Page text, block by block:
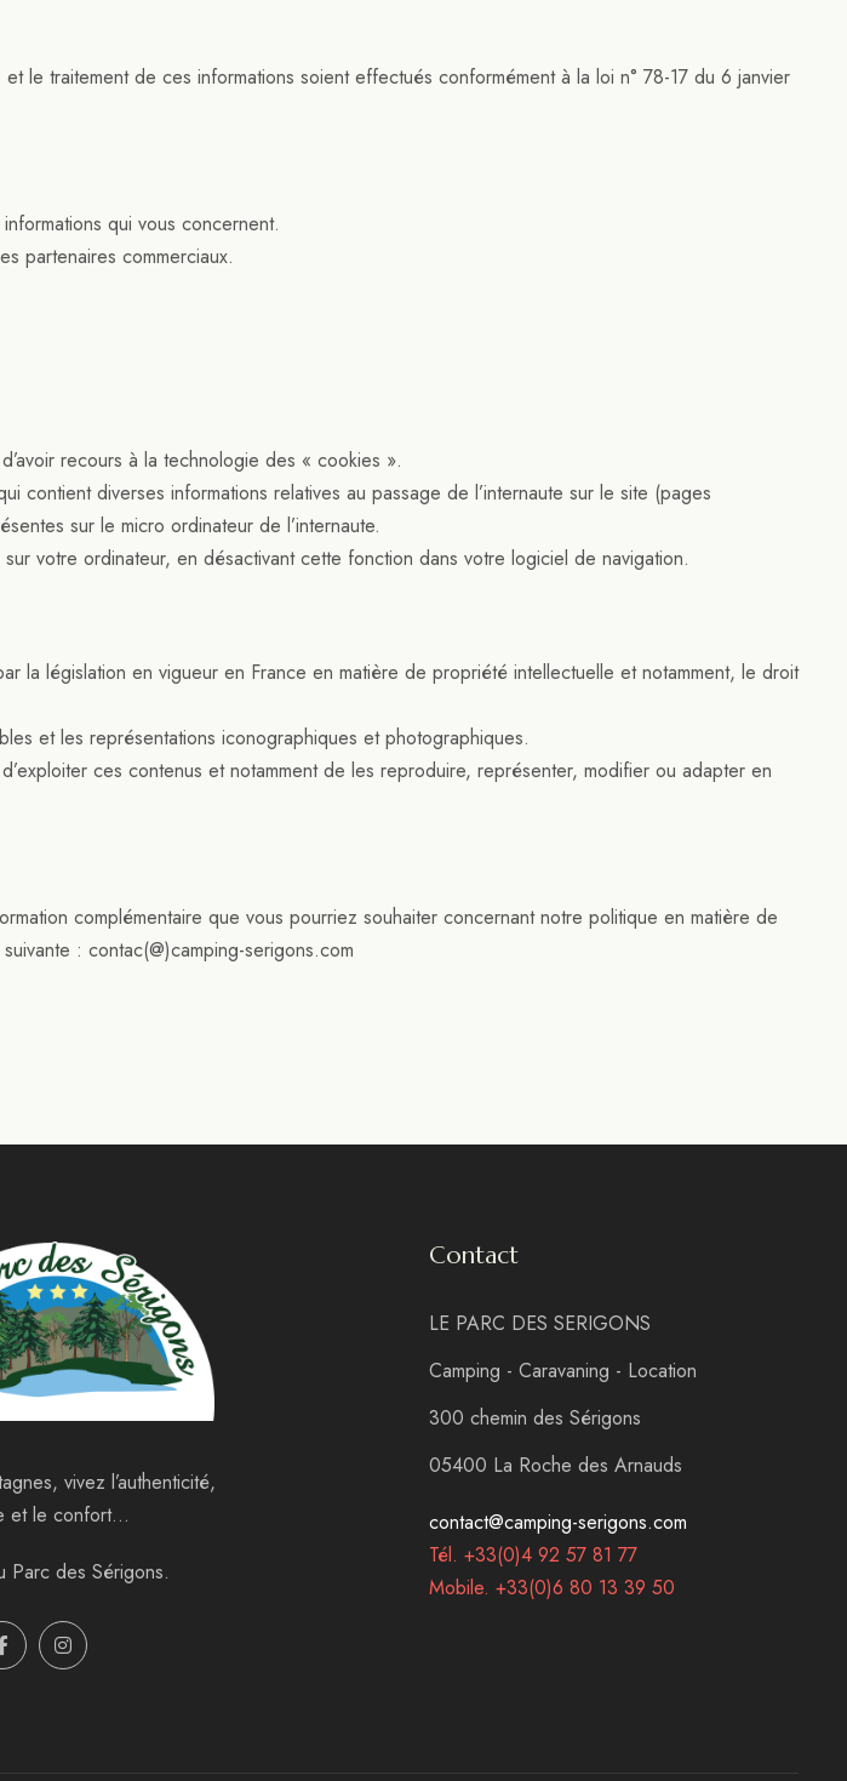
traitement de ces informations soient effectués conformément à la loi n° 78-17 du 6 janvier
qui vous concernent.
partenaires commerciaux.
recours à la technologie des « cookies ».
contient diverses informations relatives au passage de l’internaute sur le site (pages
sur le micro ordinateur de l’internaute.
votre ordinateur, en désactivant cette fonction dans votre logiciel de navigation.
la législation en vigueur en France en matière de propriété intellectuelle et notamment, le droit
et les représentations iconographiques et photographiques.
ces contenus et notamment de les reproduire, représenter, modifier ou adapter en
complémentaire que vous pourriez souhaiter concernant notre politique en matière de
: contac(@)camping-serigons.com
vivez l’authenticité,
et le confort…
Parc des Sérigons.
Contact
LE PARC DES SERIGONS
Camping - Caravaning - Location
300 chemin des Sérigons
05400 La Roche des Arnauds
contact@camping-serigons.com
Tél. +33(0)4 92 57 81 77
Mobile. +33(0)6 80 13 39 50